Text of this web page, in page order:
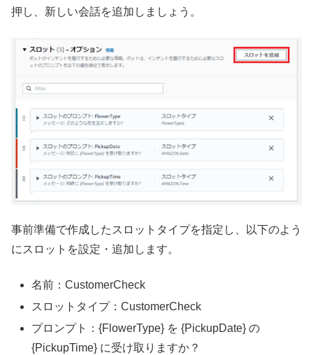
押し、新しい会話を追加しましょう。
事前準備で作成したスロットタイプを指定し、以下のよう
にスロットを設定・追加します。
名前：CustomerCheck
スロットタイプ：CustomerCheck
プロンプト：{FlowerType} を {PickupDate} の
{PickupTime} に受け取りますか？